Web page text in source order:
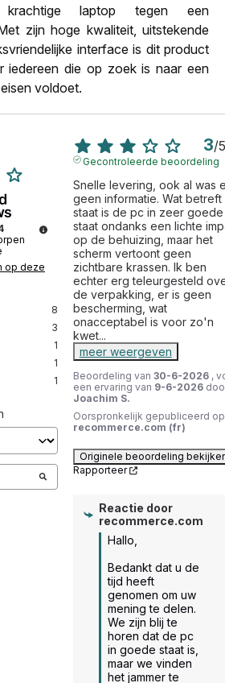
krachtige laptop tegen een
zijn hoge kwaliteit, uitstekende
interface is dit product
iedereen die op zoek is naar een
voldoet.
op deze
8
3
1
1
1
3/5
Gecontroleerde beoordeling
Snelle levering, ook al was
geen informatie. Wat betreft
staat is de pc in zeer goede
staat ondanks een lichte
op de behuizing, maar het
scherm vertoont geen
zichtbare krassen. Ik ben
echter erg teleurgesteld
de verpakking, er is geen
bescherming, wat
onacceptabel is voor zo'n
kwet...
meer weergeven
Beoordeling van 30-6-2026 ,
een ervaring van 9-6-2026
Joachim S.
Oorspronkelijk gepubliceerd op
recommerce.com (fr)
Originele beoordeling
Rapporteer
Reactie door
recommerce.com
Hallo,
Bedankt dat u de
tijd heeft
genomen om uw
mening te delen.
We zijn blij te
horen dat de pc
in goede staat is,
maar we vinden
het jammer te